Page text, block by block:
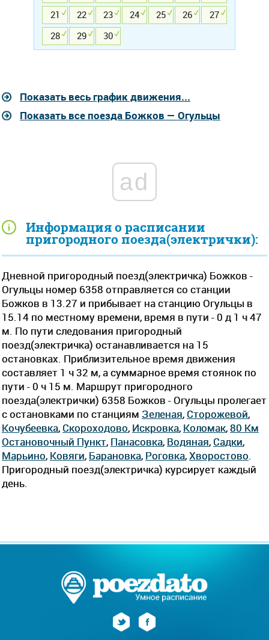
Информация о расписании
пригородного поезда(электрички):
Дневной пригородный поезд(электричка) Божков -
Огульцы номер 6358 отправляется со станции
Божков в 13.27 и прибывает на станцию Огульцы в
15.14 по местному времени, время в пути - 0 д 1 ч 47
м. По пути следования пригородный
поезд(электричка) останавливается на 15
остановках. Приблизительное время движения
составляет 1 ч 32 м, а суммарное время стоянок по
пути - 0 ч 15 м. Маршрут пригородного
поезда(электрички) 6358 Божков - Огульцы пролегает
c остановками по станциям Зеленая, Сторожевой,
Кочубеевка, Скороходово, Искровка, Коломак,80 Км
Остановочный Пункт, Панасовка, Водяная, Садки,
Марьино, Ковяги, Барановка, Роговка,Хворостово
Пригородный поезд(электричка) курсирует каждый
день.
21
22 23 24 25 26
27
28
29 30
Показать весь график движения...
Показать все поезда Божков — Огульцы
ad